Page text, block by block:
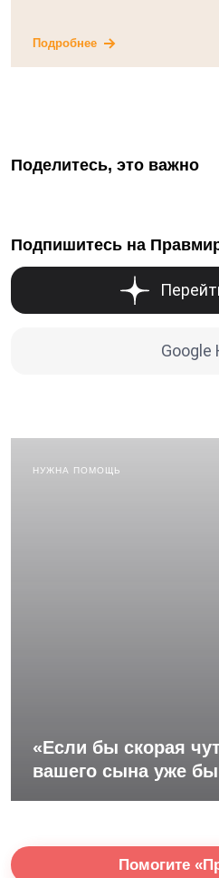
Подробнее
Поделитесь, это важно
Подпишитесь на
Google
НУЖНА ПОМОЩЬ
«Если бы скорая
вашего сына уже
Помогите